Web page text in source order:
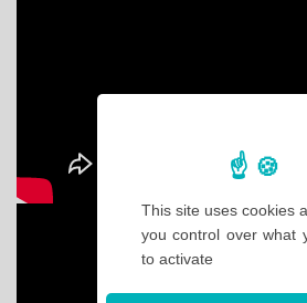
This site uses cookies
you control over what
to activate